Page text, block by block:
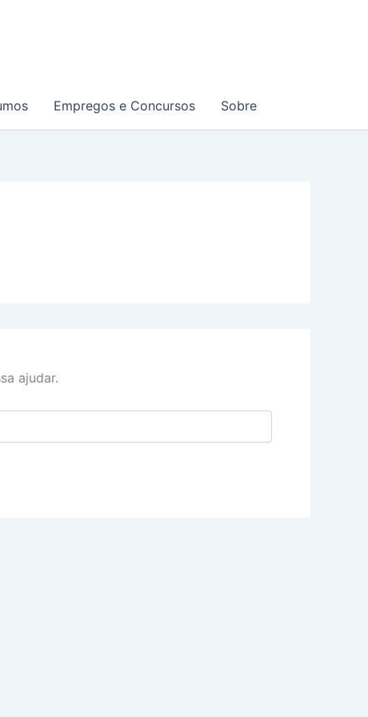
Empregos e Concursos Sobre
ajudar.